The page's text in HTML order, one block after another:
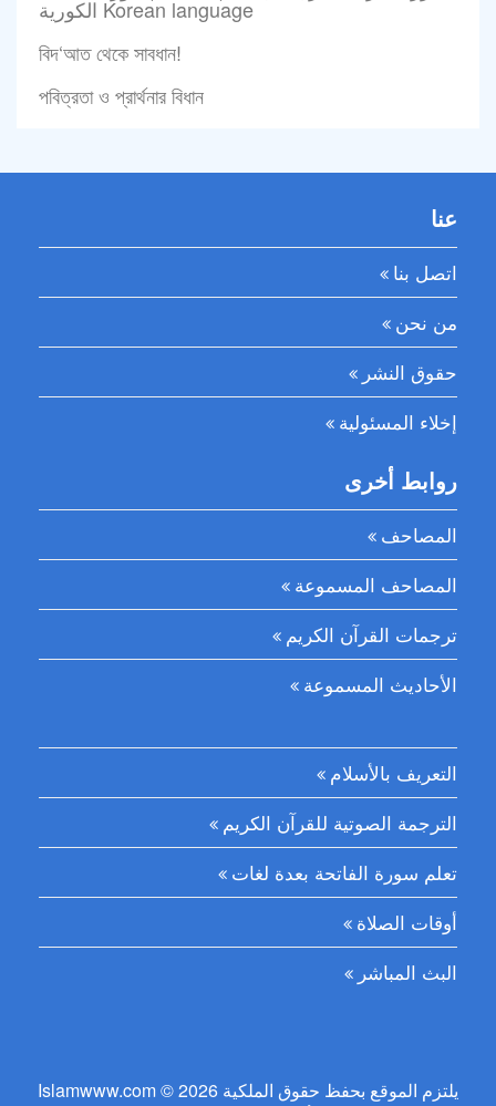
الكورية Korean language
বিদ‘আত থেকে সাবধান!
পবিত্রতা ও প্রার্থনার বিধান
عنا
اتصل بنا
من نحن
حقوق النشر
إخلاء المسئولية
روابط أخرى
المصاحف
المصاحف المسموعة
ترجمات القرآن الكريم
الأحاديث المسموعة
التعريف بالأسلام
الترجمة الصوتية للقرآن الكريم
تعلم سورة الفاتحة بعدة لغات
أوقات الصلاة
البث المباشر
Islamwww.com © 2026 يلتزم الموقع بحفظ حقوق الملكية